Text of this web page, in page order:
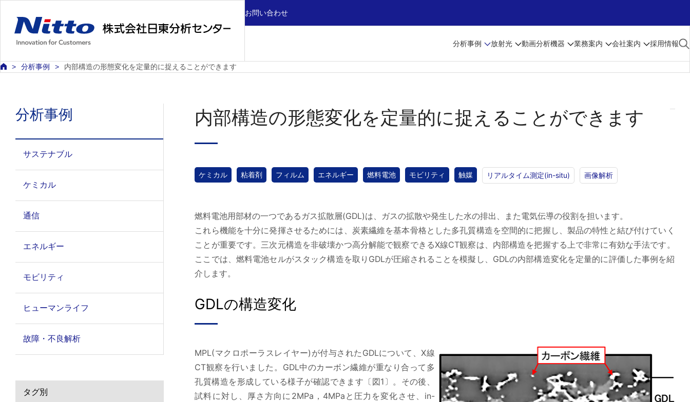
お問い合わせ
分析事例 放射光 動画分析機器 業務案内 会社案内 採用情報
分析事例 内部構造の形態変化を定量的に捉えることができます
内部構造の形態変化を定量的に捉えることができます
ケミカル 粘着剤 フィルム エネルギー 燃料電池 モビリティ 触媒 リアルタイム測定(in-situ) 画像解析
燃料電池用部材の一つであるガス拡散層(GDL)は、ガスの拡散や発生した水の排出、また電気伝導の役割を担います。
これら機能を十分に発揮させるためには、炭素繊維を基本骨格とした多孔質構造を空間的に把握し、製品の特性と結び付けていく
ことが重要です。三次元構造を非破壊かつ高分解能で観察できるX線CT観察は、内部構造を把握する上で非常に有効な手法です。
ここでは、燃料電池セルがスタック構造を取りGDLが圧縮されることを模擬し、GDLの内部構造変化を定量的に評価した事例を紹
介します。
GDLの構造変化
MPL(マクロポーラスレイヤー)が付与されたGDLについて、X線
CT観察を行いました。GDL中のカーボン繊維が重なり合って多
孔質構造を形成している様子が確認できます〔図1〕。その後、
試料に対し、厚さ方向に2MPa，4MPaと圧力を変化させ、in-
分析事例
サステナブル
ケミカル
通信
エネルギー
モビリティ
ヒューマンライフ
故障・不良解析
タグ別